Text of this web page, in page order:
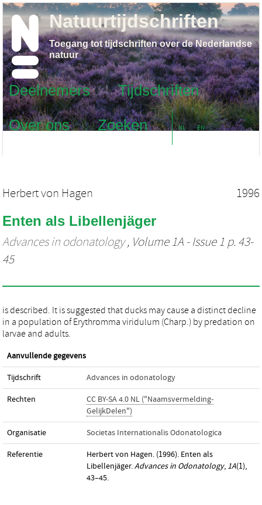
Deelnemers
Tijdschriften
Over ons
Zoeken NL EN
Natuurtijdschriften
Toegang tot tijdschriften over de Nederlandse
natuur
Herbert von Hagen 1996
Enten als Libellenjäger
Advances in odonatology, Volume 1A - Issue 1 p. 43-
45
is described. It is suggested that ducks may cause a distinct decline
in a population of Erythromma viridulum (Charp.) by predation on
larvae and adults.
Aanvullende gegevens
Tijdschrift Advances in odonatology
Rechten
CC BY-SA 4.0 NL ("Naamsvermelding-
GelijkDelen")
Organisatie Societas Internationalis Odonatologica
Referentie
Herbert von Hagen. (1996). Enten als
Libellenjäger.Advances in Odonatology, 1A(1),
43–45.